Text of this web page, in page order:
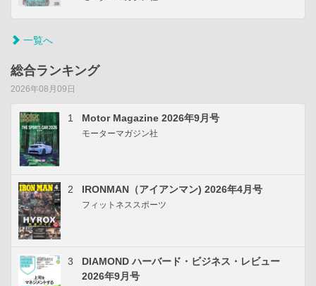
一覧へ
総合ランキング
2026年08月09日
1 Motor Magazine 2026年9月号
モーターマガジン社
2 IRONMAN（アイアンマン) 2026年4月号
フィットネススポーツ
3
DIAMOND ハーバード・ビジネス・レビュー
2026年9月号